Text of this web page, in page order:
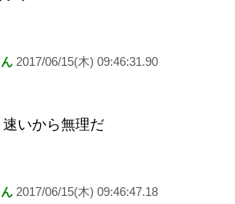
2017/06/15(木) 09:46:31.90
いから無理だ
2017/06/15(木) 09:46:47.18